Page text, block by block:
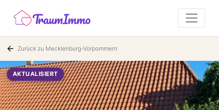
Zurück zu Mecklenburg-Vorpommern
AKTUALISIERT